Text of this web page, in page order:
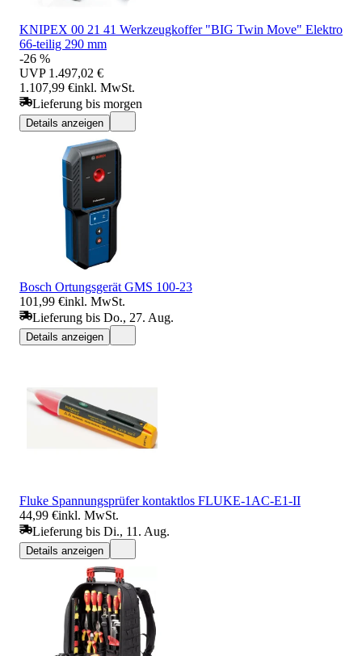
KNIPEX 00 21 41 Werkzeugkoffer "BIG Twin Move" Elektro
66-teilig 290 mm
-26 %
UVP 1.497,02 €
1.107,99 €inkl. MwSt.
Lieferung bis morgen
Details anzeigen
Bosch Ortungsgerät GMS 100-23
101,99 €inkl. MwSt.
Lieferung bis Do., 27. Aug.
Details anzeigen
Fluke Spannungsprüfer kontaktlos FLUKE-1AC-E1-II
44,99 €inkl. MwSt.
Lieferung bis Di., 11. Aug.
Details anzeigen